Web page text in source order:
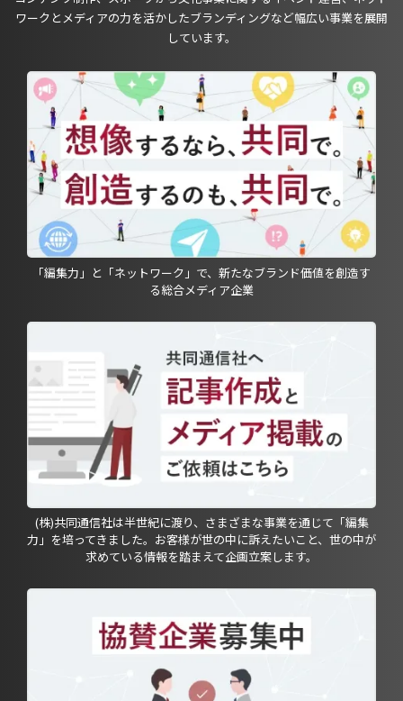
ワークとメディアの力を活かしたブランディングなど幅広い事業を展開
しています。
「編集力」と「ネットワーク」で、新たなブランド価値を創造す
る総合メディア企業
(株)共同通信社は半世紀に渡り、さまざまな事業を通じて「編集
力」を培ってきました。お客様が世の中に訴えたいこと、世の中が
求めている情報を踏まえて企画立案します。